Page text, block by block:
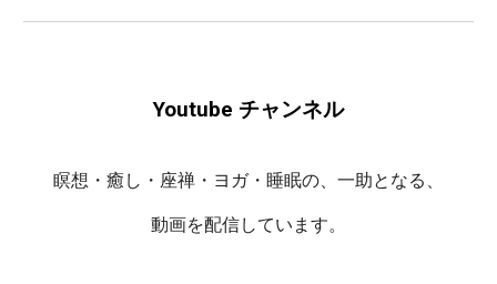
Youtube チャンネル
瞑想・癒し・座禅・ヨガ・睡眠の、一助となる、
動画を配信しています。